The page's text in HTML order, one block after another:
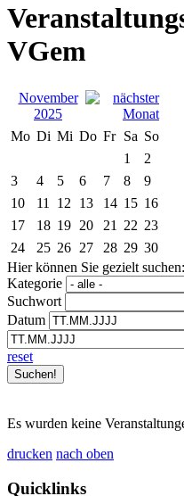
VGem
November
2025
Mo Di Mi Do Fr Sa So
1
2
3
4 5 6 7 8
9
10
11 12 13 14 15 16
17
18 19 20 21 22 23
24
25 26 27 28 29 30
Hier können Sie gezielt suchen:
Kategorie
Suchwort
Datum
reset
Es wurden keine
drucken nach oben
Quicklinks